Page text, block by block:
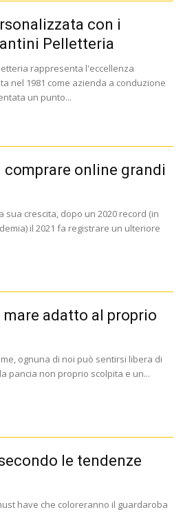
con i
Pelletteria
rappresenta l'eccellenza
nel 1981 come azienda a conduzione
un punto...
comprare online grandi
sua crescita, dopo un 2020 record (in
il 2021 fa registrare un ulteriore
adatto al proprio
ognuna di noi può sentirsi libera di
pancia non proprio scolpita e un...
le tendenze
have che coloreranno il guardaroba